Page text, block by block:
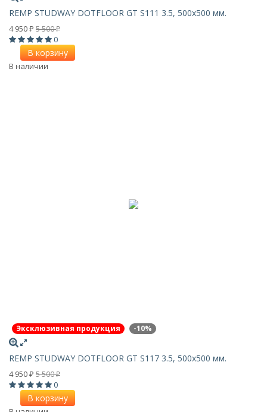
REMP STUDWAY DOTFLOOR GT S111 3.5, 500х500 мм.
4 950 ₽ 5 500₽
0
В корзину
В наличии
Эксклюзивная продукция -10%
REMP STUDWAY DOTFLOOR GT S117 3.5, 500х500 мм.
4 950 ₽ 5 500₽
0
В корзину